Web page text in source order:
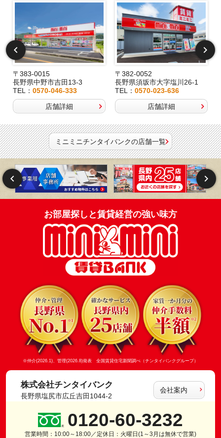
〒383-0015
長野県中野市吉田13-3
TEL： 0570-046-333
店舗詳細
〒382-0052
長野県須坂市大字塩川26-1
TEL：0570-023-636
店舗詳細
ミニミニチンタイバンクの店舗一覧
お部屋探しと賃貸経営の強い味方
※仲介(2026.1)、管理(2026.8)発表 全国賃貸住宅新聞調べ（チンタイバンクグループ）
株式会社チンタイバンク
長野県塩尻市広丘吉田1044-2
会社案内
0120-60-3232
営業時間：10:00～18:00／定休日：火曜日(1～3月は無休で営業)